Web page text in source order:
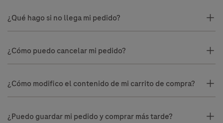
¿Qué hago si no llega mi pedido?
¿Cómo puedo cancelar mi pedido?
¿Cómo modifico el contenido de mi carrito de compra?
¿Puedo guardar mi pedido y comprar más tarde?